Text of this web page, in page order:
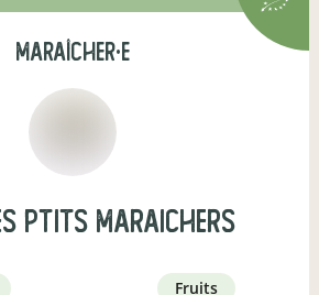
maraîcher·e
ptits maraichers
fruits